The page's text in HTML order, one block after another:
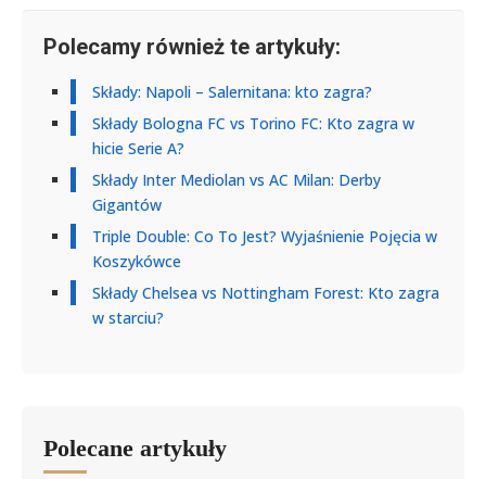
Polecamy również te artykuły:
Składy: Napoli – Salernitana: kto zagra?
Składy Bologna FC vs Torino FC: Kto zagra w
hicie Serie A?
Składy Inter Mediolan vs AC Milan: Derby
Gigantów
Triple Double: Co To Jest? Wyjaśnienie Pojęcia w
Koszykówce
Składy Chelsea vs Nottingham Forest: Kto zagra
w starciu?
Polecane artykuły